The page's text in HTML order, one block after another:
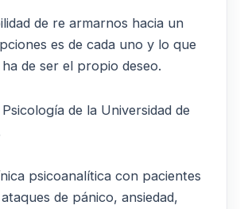
de re armarnos hacia un
es de cada uno y lo que
de ser el propio deseo.
de la Universidad de
psicoanalítica con pacientes
de pánico, ansiedad,